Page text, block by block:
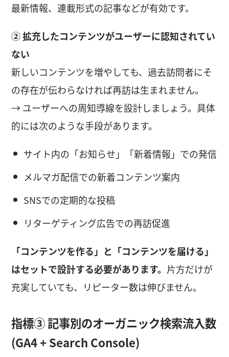
最新情報、連載形式の記事などが有効です。
② 拡充したコンテンツがユーザーに認知されてい
ない
新しいコンテンツを増やしても、過去訪問者にそ
の存在が伝わらなければ再訪は生まれません。
→ ユーザーへの周知導線を設計しましょう。具体
的には次のような手段があります。
サイト内の「お知らせ」「新着情報」での発信
メルマガ配信での新着コンテンツ案内
SNSでの定期的な投稿
リターゲティング広告での再訪促進
「コンテンツを作る」と「コンテンツを届ける」
はセットで設計する必要があります。 片方だけが
充実していても、リピーター数は伸びません。
指標③ 記事別のオーガニック検索流入数
(GA4 + Search Console)